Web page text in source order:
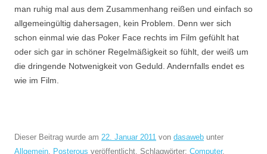
man ruhig mal aus dem Zusammenhang reißen und einfach so
allgemeingültig dahersagen, kein Problem. Denn wer sich
schon einmal wie das Poker Face rechts im Film gefühlt hat
oder sich gar in schöner Regelmäßigkeit so fühlt, der weiß um
die dringende Notwenigkeit von Geduld. Andernfalls endet es
wie im Film.
Dieser Beitrag wurde am 22. Januar 2011 von dasaweb unter
Allgemein, Posterous veröffentlicht. Schlagwörter: Computer,